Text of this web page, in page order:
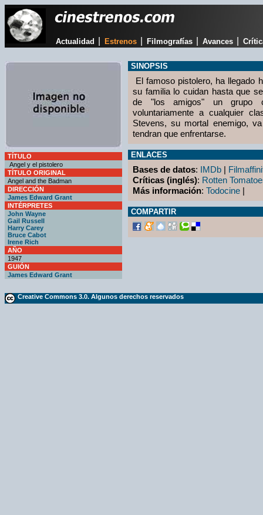
Actualidad Estrenos Filmografías Avances
TÍTULO
Angel y el pistolero
TÍTULO ORIGINAL
Angel and the Badman
DIRECCIÓN
James Edward Grant
INTÉRPRETES
John Wayne
Gail Russell
Harry Carey
Bruce Cabot
Irene Rich
AÑO
1947
GUIÓN
James Edward Grant
SINOPSIS
El famoso pistolero, ha llegado
su familia lo cuidan hasta que
de "los amigos" un grupo
voluntariamente a cualquier
Stevens, su mortal enemigo,
tendran que enfrentarse.
ENLACES
Bases de datos: IMDb |
Críticas (inglés): Rotten
Más información: Todocine |
COMPARTIR
Creative Commons 3.0. Algunos derechos reservados